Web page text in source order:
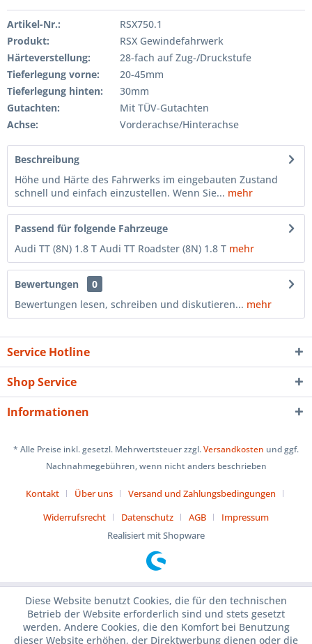
Artikel-Nr.:
RSX750.1
Produkt:
RSX Gewindefahrwerk
Härteverstellung:
28-fach auf Zug-/Druckstufe
Tieferlegung vorne:
20-45mm
Tieferlegung hinten:
30mm
Gutachten:
Mit TÜV-Gutachten
Achse:
Vorderachse/Hinterachse
Beschreibung
Höhe und Härte des Fahrwerks im eingebauten Zustand
schnell und einfach einzustellen. Wenn Sie... mehr
Passend für folgende Fahrzeuge
Audi TT (8N) 1.8 T Audi TT Roadster (8N) 1.8 T mehr
Bewertungen
0
Bewertungen lesen, schreiben und diskutieren... mehr
Service Hotline
Shop Service
Informationen
* Alle Preise inkl. gesetzl. Mehrwertsteuer zzgl.Versandkosten und ggf.
Nachnahmegebühren, wenn nicht anders beschrieben
Kontakt Über uns
Versand und Zahlungsbedingungen
Widerrufsrecht
Datenschutz AGB
Impressum
Realisiert mit Shopware
Diese Website benutzt Cookies, die für den technischen
Betrieb der Website erforderlich sind und stets gesetzt
werden. Andere Cookies, die den Komfort bei Benutzung
dieser Website erhöhen, der Direktwerbung dienen oder die